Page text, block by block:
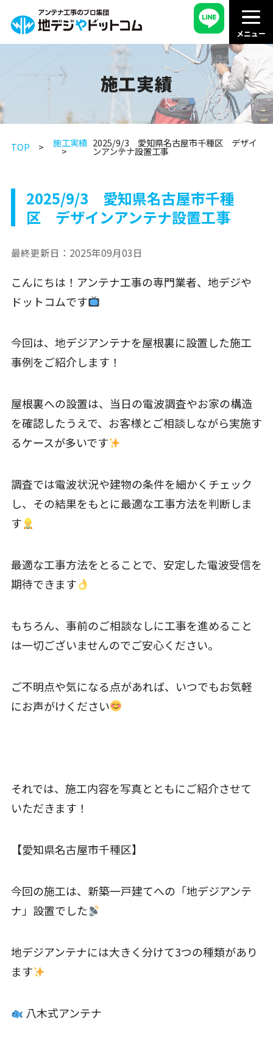
施工実績
TOP 施工実績 2025/9/3 愛知県名古屋市千種区 デザイ
ンアンテナ設置工事
2025/9/3 愛知県名古屋市千種
区 デザインアンテナ設置工事
最終更新日： 2025年09月03日
こんにちは！アンテナ工事の専門業者、地デジや
ドットコムです
今回は、地デジアンテナを屋根裏に設置した施工
事例をご紹介します！
屋根裏への設置は、当日の電波調査やお家の構造
を確認したうえで、お客様とご相談しながら実施す
るケースが多いです
調査では電波状況や建物の条件を細かくチェック
し、その結果をもとに最適な工事方法を判断しま
す
最適な工事方法をとることで、安定した電波受信を
期待できます
もちろん、事前のご相談なしに工事を進めること
は一切ございませんのでご安心ください。
ご不明点や気になる点があれば、いつでもお気軽
にお声がけください
それでは、施工内容を写真とともにご紹介させて
いただきます！
【愛知県名古屋市千種区】
今回の施工は、新築一戸建てへの「地デジアンテ
ナ」設置でした
地デジアンテナには大きく分けて3つの種類があり
ます
八木式アンテナ